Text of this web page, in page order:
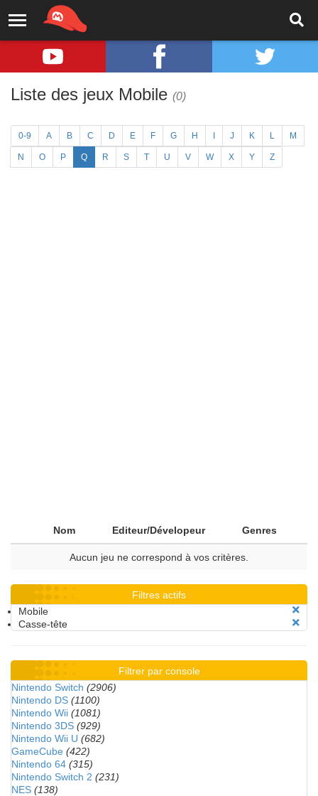
Liste des jeux Mobile (0)
0-9 A B C D E F G H J K L M
N O P Q R S T U V W X Y Z
Nom Editeur/Dévelopeur Genres
Aucun jeu ne correspond à vos critères.
Filtres actifs
Mobile
Casse-tête
Filtrer par console
Nintendo Switch (2906)
Nintendo DS (1100)
Nintendo Wii (1081)
Nintendo 3DS (929)
Nintendo Wii U (682)
GameCube (422)
Nintendo 64 (315)
Nintendo Switch 2 (231)
NES (138)